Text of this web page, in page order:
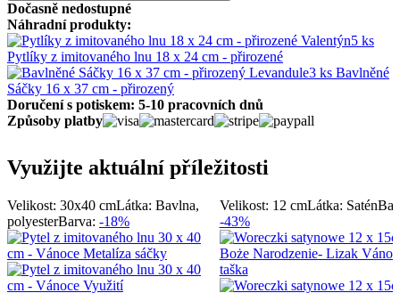
Dočasně nedostupné
Náhradní produkty:
5 ks
Pytlíky z imitovaného lnu 18 x 24 cm - přirozené
3 ks Bavlněné
Sáčky 16 x 37 cm - přirozený
Doručení s potiskem: 5-10 pracovních dnů
Způsoby platby
Využijte aktuální příležitosti
Velikost: 30x40 cmLátka: Bavlna,
polyesterBarva: -18%
Velikost: 12 cmLátka: Satén
-43%